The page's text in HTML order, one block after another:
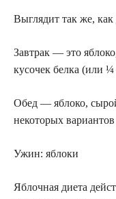
Выглядит так же, как
Завтрак — это
кусочек белка (или
Обед — яблоко,
некоторых
Ужин: яблоки
Яблочная диета